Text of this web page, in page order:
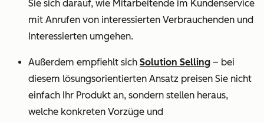
Sie sich darauf, wie Mitarbeitende im Kundenservice
mit Anrufen von interessierten Verbrauchenden und
Interessierten umgehen.
Außerdem empfiehlt sich Solution Selling – bei
diesem lösungsorientierten Ansatz preisen Sie nicht
einfach Ihr Produkt an, sondern stellen heraus,
welche konkreten Vorzüge und